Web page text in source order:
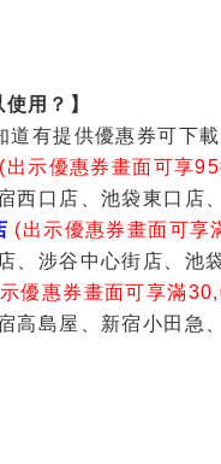
用？】
有提供優惠券可下
(出示優惠券畫面可享
西口店、池袋東口店
(出示優惠券畫面可享
、涉谷中心街店、池
優惠券畫面可享滿
高島屋、新宿小田急